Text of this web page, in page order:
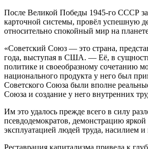
После Великой Победы 1945-го СССР за
карточной системы, провёл успешную
относительно спокойный мир на
«Советский Союз — это страна,
года, выступая в США. — Её, в
политике и своеобразному сочетанию
национального продукта у него был
Советского Союза были вполне
Союза и создание у него внутренних
Им это удалось прежде всего в силу
псевдодемократов, демонстрацию
эксплуатацией людей труда, насилием
Реставрация капитализма привела к